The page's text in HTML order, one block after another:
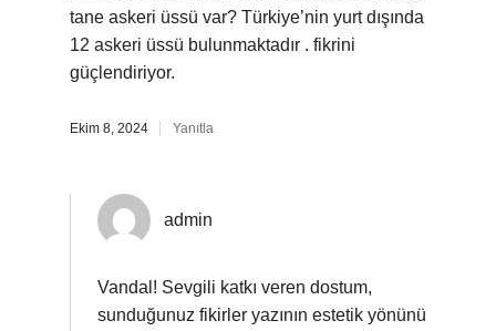
tane askeri üssü var? Türkiye’nin yurt dışında
12 askeri üssü bulunmaktadır . fikrini
güçlendiriyor.
Ekim 8, 2024 Yanıtla
admin
Vandal! Sevgili katkı veren dostum,
sunduğunuz fikirler yazının estetik yönünü